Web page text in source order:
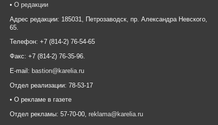
• О редакции
Адрес редакции: 185031, Петрозаводск, пр. Александра Невского,
65.
Телефон: +7 (814-2) 76-54-65
Факс: +7 (814-2) 76-35-96.
E-mail: bastion@karelia.ru
Отдел реализации: 78-53-17
• О рекламе в газете
Отдел рекламы: 57-70-00, reklama@karelia.ru